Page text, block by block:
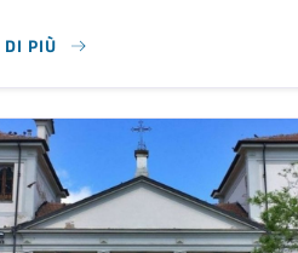
DI PIÙDI SAN FILIPPO NERI (SEC. XVII)